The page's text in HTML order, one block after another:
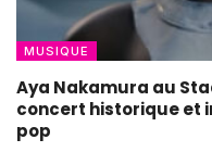
MUSIQUE
Aya Nakamura au
concert historique et
pop